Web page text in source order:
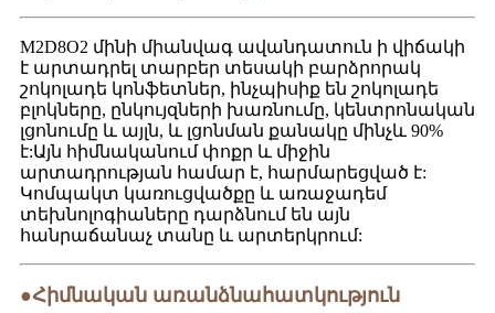
M2D8O2 մինի միանվագ ավանդատուն ի վիճակի
է արտադրել տարբեր տեսակի բարձրորակ
շոկոլադե կոնֆետներ, ինչպիսիք են շոկոլադե
բլոկները, ընկույզների խառնումը, կենտրոնական
լցոնումը և այլն, և լցոնման քանակը մինչև 90%
է:Այն հիմնականում փոքր և միջին
արտադրության համար է, հարմարեցված է:
Կոմպակտ կառուցվածքը և առաջադեմ
տեխնոլոգիաները դարձնում են այն
հանրաճանաչ տանը և արտերկրում:
●Հիմնական առանձնահատկություն